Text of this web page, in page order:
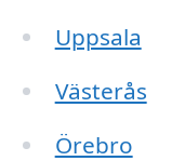
Uppsala
Västerås
Örebro